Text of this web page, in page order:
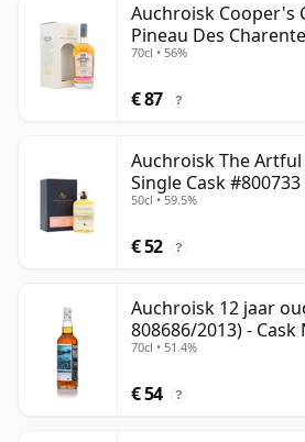
Auchroisk Cooper's
Pineau Des
jaar oud
70cl • 56%
€ 87 ?
Auchroisk The
Single Cask
50cl • 59.5%
€ 52 ?
Auchroisk 12 jaar
808686/2013) - Cask
70cl • 51.4%
€ 54 ?